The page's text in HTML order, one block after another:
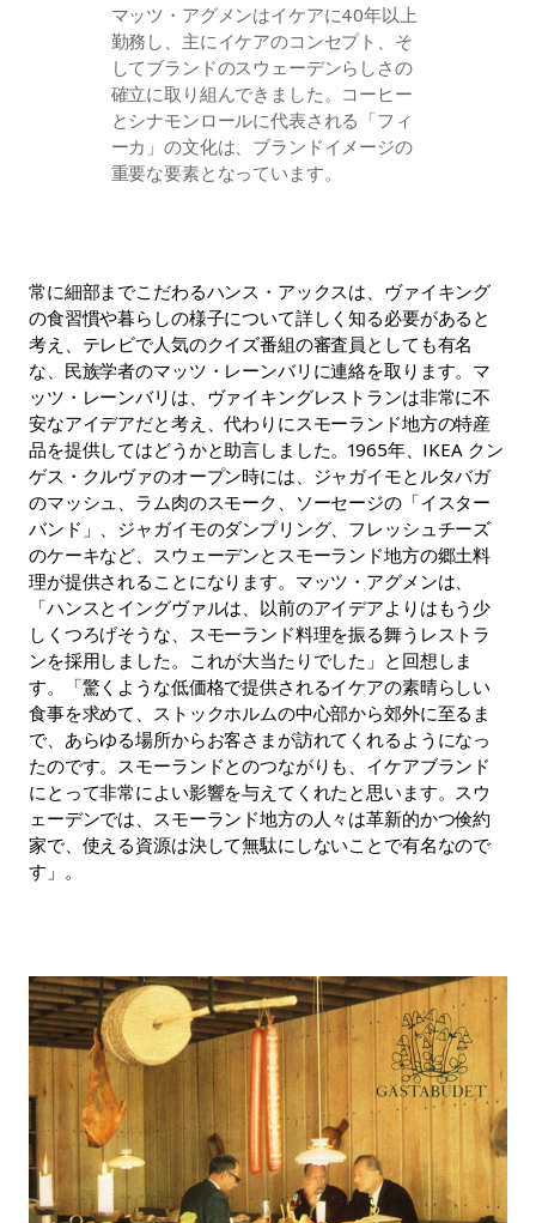
マッツ・アグメンはイケアに40年以上
勤務し、主にイケアのコンセプト、そ
してブランドのスウェーデンらしさの
確立に取り組んできました。コーヒー
とシナモンロールに代表される「フィ
ーカ」の文化は、ブランドイメージの
重要な要素となっています。
常に細部までこだわるハンス・アックスは、ヴァイキング
の食習慣や暮らしの様子について詳しく知る必要があると
考え、テレビで人気のクイズ番組の審査員としても有名
な、民族学者のマッツ・レーンバリに連絡を取ります。マ
ッツ・レーンバリは、ヴァイキングレストランは非常に不
安なアイデアだと考え、代わりにスモーランド地方の特産
品を提供してはどうかと助言しました。1965年、IKEA クン
ゲス・クルヴァのオープン時には、ジャガイモとルタバガ
のマッシュ、ラム肉のスモーク、ソーセージの「イスター
バンド」、ジャガイモのダンプリング、フレッシュチーズ
のケーキなど、スウェーデンとスモーランド地方の郷土料
理が提供されることになります。マッツ・アグメンは、
「ハンスとイングヴァルは、以前のアイデアよりはもう少
しくつろげそうな、スモーランド料理を振る舞うレストラ
ンを採用しました。これが大当たりでした」と回想しま
す。「驚くような低価格で提供されるイケアの素晴らしい
食事を求めて、ストックホルムの中心部から郊外に至るま
で、あらゆる場所からお客さまが訪れてくれるようになっ
たのです。スモーランドとのつながりも、イケアブランド
にとって非常によい影響を与えてくれたと思います。スウ
ェーデンでは、スモーランド地方の人々は革新的かつ倹約
家で、使える資源は決して無駄にしないことで有名なので
す」。